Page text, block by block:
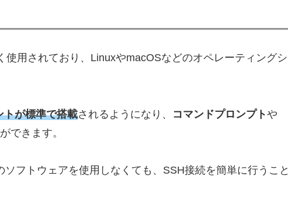
使用されており、LinuxやmacOSなどのオペレーティングシ
トが標準で搭載されるようになり、 コマンドプロンプトや
できます。
フトウェアを使用しなくても、SSH接続を簡単に行うこと